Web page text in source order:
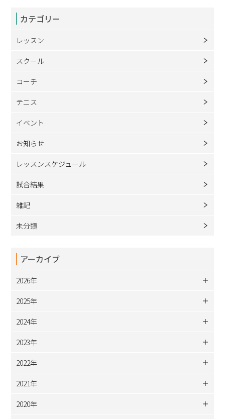
カテゴリー
レッスン
スクール
コーチ
テニス
イベント
お知らせ
レッスンスケジュール
試合結果
雑記
未分類
アーカイブ
2026年
2025年
2024年
2023年
2022年
2021年
2020年